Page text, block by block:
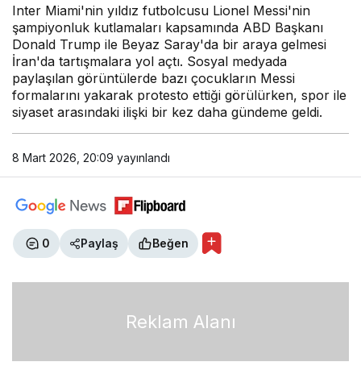
Inter Miami'nin yıldız futbolcusu Lionel Messi'nin
şampiyonluk kutlamaları kapsamında ABD Başkanı
Donald Trump ile Beyaz Saray'da bir araya gelmesi
İran'da tartışmalara yol açtı. Sosyal medyada
paylaşılan görüntülerde bazı çocukların Messi
formalarını yakarak protesto ettiği görülürken, spor ile
siyaset arasındaki ilişki bir kez daha gündeme geldi.
8 Mart 2026, 20:09 yayınlandı
0 Paylaş Beğen
Reklam Alanı